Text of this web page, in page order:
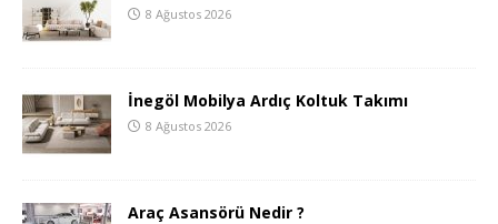
8 Ağustos 2026
İnegöl Mobilya Ardıç Koltuk Takımı
8 Ağustos 2026
Araç Asansörü Nedir ?